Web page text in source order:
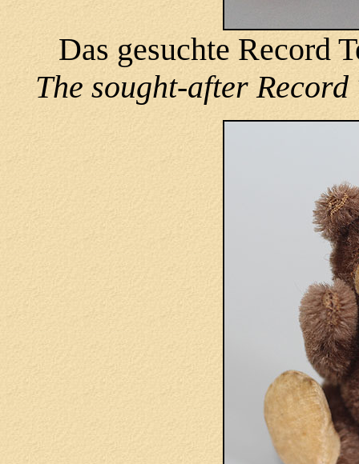
Das gesuchte Record
The sought-after